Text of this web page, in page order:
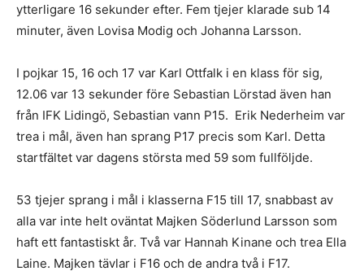
ytterligare 16 sekunder efter. Fem tjejer klarade sub 14
minuter, även Lovisa Modig och Johanna Larsson.
I pojkar 15, 16 och 17 var Karl Ottfalk i en klass för sig,
12.06 var 13 sekunder före Sebastian Lörstad även han
från IFK Lidingö, Sebastian vann P15. Erik Nederheim var
trea i mål, även han sprang P17 precis som Karl. Detta
startfältet var dagens största med 59 som fullföljde.
53 tjejer sprang i mål i klasserna F15 till 17, snabbast av
alla var inte helt oväntat Majken Söderlund Larsson som
haft ett fantastiskt år. Två var Hannah Kinane och trea Ella
Laine. Majken tävlar i F16 och de andra två i F17.